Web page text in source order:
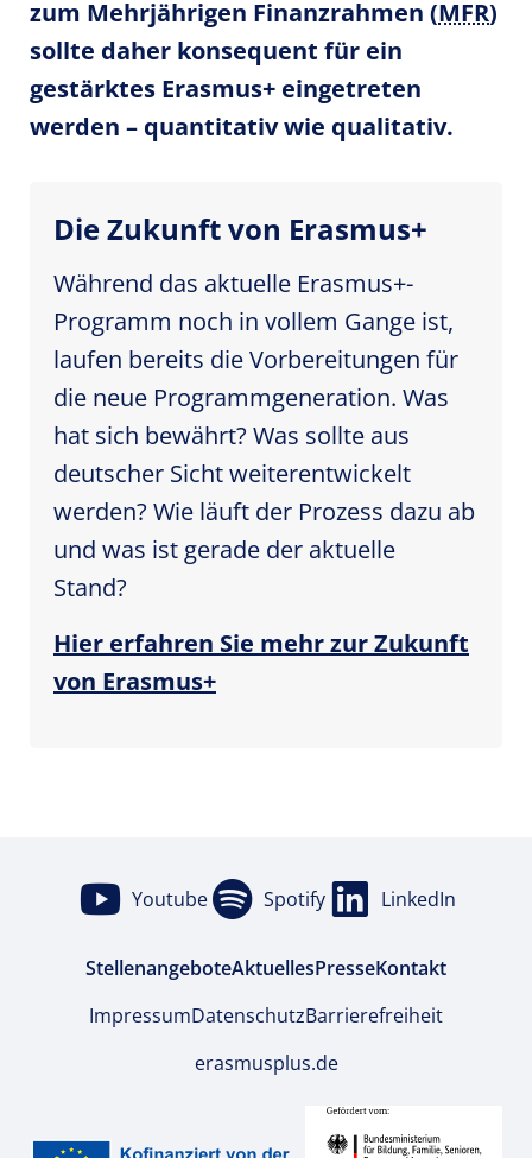
zum Mehrjährigen Finanzrahmen (MFR)
sollte daher konsequent für ein
gestärktes Erasmus+ eingetreten
werden – quantitativ wie qualitativ.
Die Zukunft von Erasmus+
Während das aktuelle Erasmus+-
Programm noch in vollem Gange ist,
laufen bereits die Vorbereitungen für
die neue Programmgeneration. Was
hat sich bewährt? Was sollte aus
deutscher Sicht weiterentwickelt
werden? Wie läuft der Prozess dazu ab
und was ist gerade der aktuelle
Stand?
Hier erfahren Sie mehr zur Zukunft
von Erasmus+
Youtube Spotify LinkedIn
StellenangeboteAktuellesPresseKontakt
ImpressumDatenschutzBarrierefreiheit
erasmusplus.de